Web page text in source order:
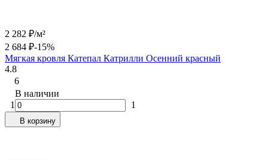
2 282 ₽/м²
2 684 ₽-15%
Мягкая кровля Катепал Катрилли Осенний красный
4.8
6
В наличии
1
1
В корзину